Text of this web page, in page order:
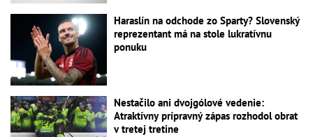
Haraslín na odchode zo Sparty? Slovenský
reprezentant má na stole lukratívnu
ponuku
Nestačilo ani dvojgólové vedenie:
Atraktívny prípravný zápas rozhodol obrat
v tretej tretine